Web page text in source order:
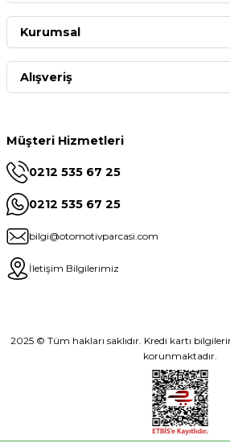
Müşteri Hizmetleri
0212 535 67 25
0212 535 67 25
bilgi@otomotivparcasi.com
İletişim Bilgilerimiz
Kurumsal
Alışveriş
2025 © Tüm hakları saklıdır. Kredi kartı
korunmaktadır.